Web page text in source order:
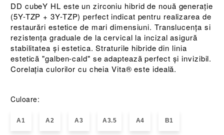
DD cubeY HL este un zirconiu hibrid de nouă generație
(5Y-TZP + 3Y-TZP) perfect indicat pentru realizarea de
restaurări estetice de mari dimensiuni. Translucența si
rezistența graduale de la cervical la incizal asigură
stabilitatea și estetica. Straturile hibride din linia
estetică "galben-cald" se adaptează perfect și invizibil.
Corelația culorilor cu cheia Vita® este ideală.
Culoare:
A1 A2 A3 A3.5 A4 B1